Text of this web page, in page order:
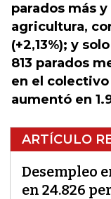
parados más y
agricultura,
(+2,13%); y
813 parados
en el
aumentó en
ARTÍCULO
Desempleo
en 24.826